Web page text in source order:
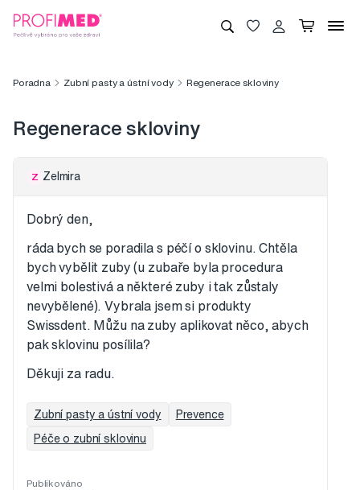
Poradna Zubní pasty a ústní vody Regenerace skloviny
Regenerace skloviny
Z Zelmira
Dobrý den,
ráda bych se poradila s péčí o sklovinu. Chtěla
bych vybělit zuby (u zubaře byla procedura
velmi bolestivá a některé zuby i tak zůstaly
nevybělené). Vybrala jsem si produkty
Swissdent. Můžu na zuby aplikovat něco, abych
pak sklovinu posílila?
Děkuji za radu.
Zubní pasty a ústní vody Prevence
Péče o zubní sklovinu
Publikováno